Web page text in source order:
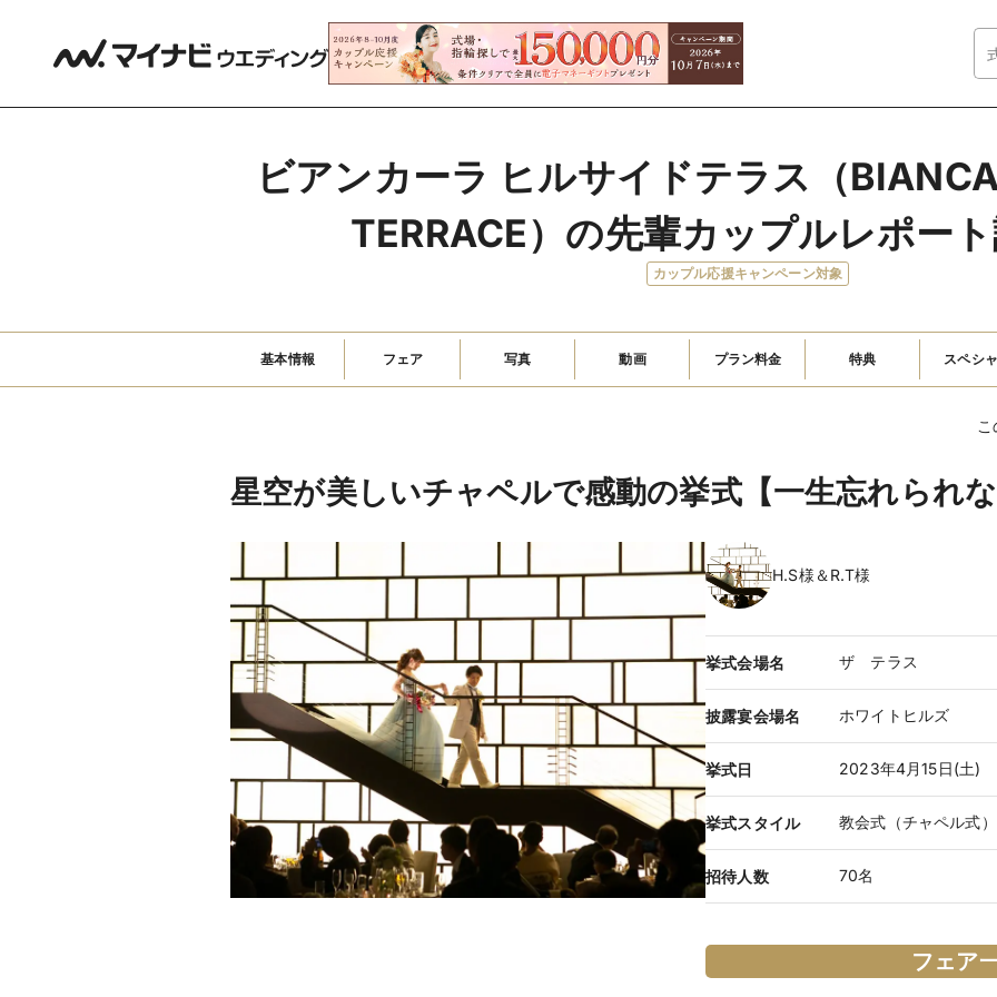
ビアンカーラ ヒルサイドテラス（
TERRACE）の先輩カップルレポー
カップル応援キャンペーン対象
基本情報 フェア 写真 動画 プラン料金 特典 スペシ
星空が美しいチャペルで感動の挙式【一生忘れられ
H.S様＆R.T様
挙式会場名 ザ テラス
披露宴会場名 ホワイトヒルズ
挙式日 2023年4月15日(土)
挙式スタイル 教会式（チャペル式）
招待人数 70名
フェア